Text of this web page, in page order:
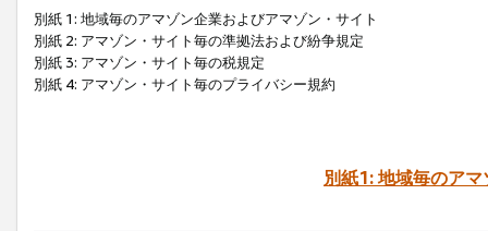
別紙 1: 地域毎のアマゾン企業およびアマゾン・サイト
別紙 2: アマゾン・サイト毎の準拠法および紛争規定
別紙 3: アマゾン・サイト毎の税規定
別紙 4: アマゾン・サイト毎のプライバシー規約
別紙1: 地域毎のア